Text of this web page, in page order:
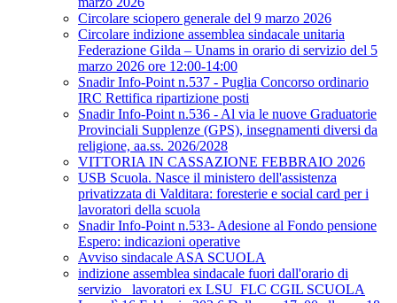
Circolare sciopero generale del 9 marzo 2026
Circolare indizione assemblea sindacale unitaria
Federazione Gilda – Unams in orario di servizio del 5
marzo 2026 ore 12:00-14:00
Snadir Info-Point n.537 - Puglia Concorso ordinario
IRC Rettifica ripartizione posti
Snadir Info-Point n.536 - Al via le nuove Graduatorie
Provinciali Supplenze (GPS), insegnamenti diversi da
religione, aa.ss. 2026/2028
VITTORIA IN CASSAZIONE FEBBRAIO 2026
USB Scuola. Nasce il ministero dell'assistenza
privatizzata di Valditara: foresterie e social card per i
lavoratori della scuola
Snadir Info-Point n.533- Adesione al Fondo pensione
Espero: indicazioni operative
Avviso sindacale ASA SCUOLA
indizione assemblea sindacale fuori dall'orario di
servizio _lavoratori ex LSU_FLC CGIL SCUOLA